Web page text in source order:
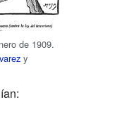
de 1909.
y